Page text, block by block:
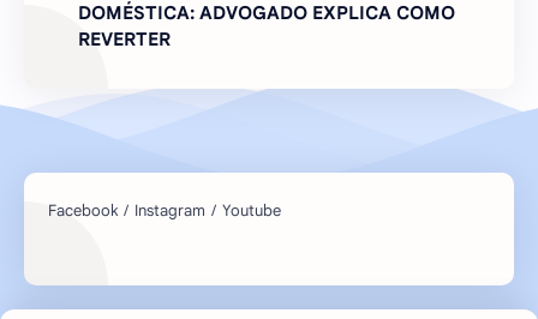
DOMÉSTICA: ADVOGADO EXPLICA COMO
REVERTER